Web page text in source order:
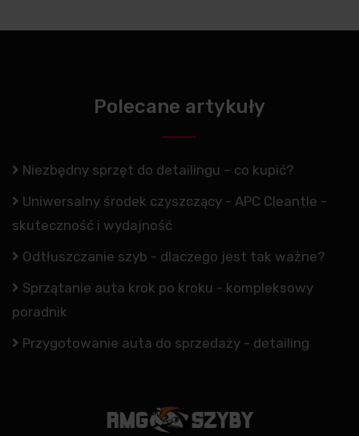
Polecane artykuły
Niezbędny sprzęt do detailingu – co kupić?
Uniwersalny środek czyszczący - APC Cleantle -
skuteczność i wydajność
Odtłuszczanie szyb - dlaczego jest tak ważne?
Sprzątanie auta krok po kroku - kompleksowy
poradnik
Przygotowanie auta do sprzedaży - detailing